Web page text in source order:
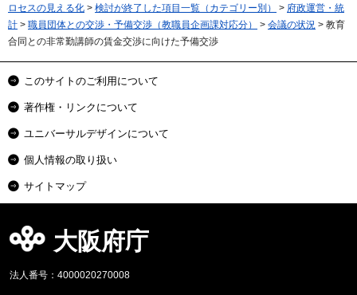
ロセスの見える化 > 検討が終了した項目一覧（カテゴリー別） > 府政運営・統
計 > 職員団体との交渉・予備交渉（教職員企画課対応分） > 会議の状況 > 教育
合同との非常勤講師の賃金交渉に向けた予備交渉
このサイトのご利用について
著作権・リンクについて
ユニバーサルデザインについて
個人情報の取り扱い
サイトマップ
大阪府庁
法人番号：4000020270008